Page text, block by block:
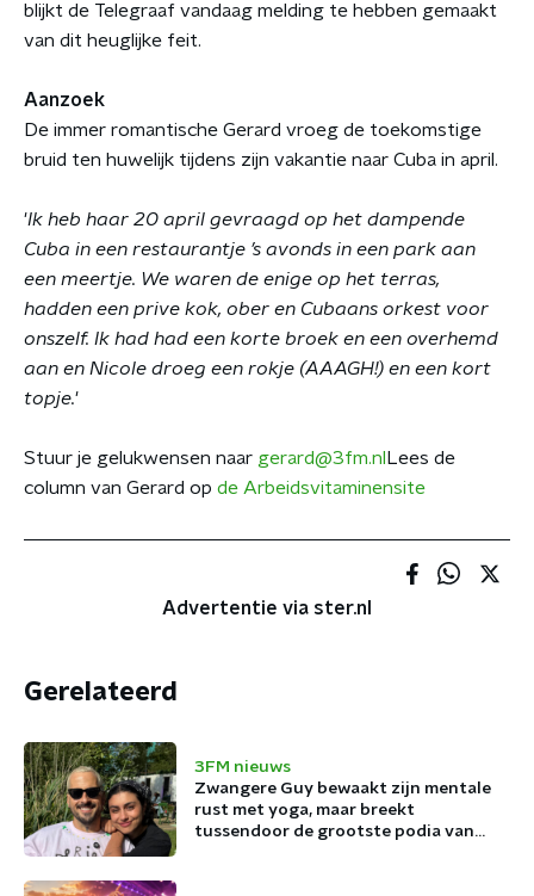
blijkt de Telegraaf vandaag melding te hebben gemaakt
van dit heuglijke feit.
Aanzoek
De immer romantische Gerard vroeg de toekomstige
bruid ten huwelijk tijdens zijn vakantie naar Cuba in april.
'Ik heb haar 20 april gevraagd op het dampende
Cuba in een restaurantje ’s avonds in een park aan
een meertje. We waren de enige op het terras,
hadden een prive kok, ober en Cubaans orkest voor
onszelf. Ik had had een korte broek en een overhemd
aan en Nicole droeg een rokje (AAAGH!) en een kort
topje.'
Stuur je gelukwensen naar gerard@3fm.nl Lees de
column van Gerard op de Arbeidsvitaminensite
Advertentie via ster.nl
Gerelateerd
3FM nieuws
Zwangere Guy bewaakt zijn mentale
rust met yoga, maar breekt
tussendoor de grootste podia van